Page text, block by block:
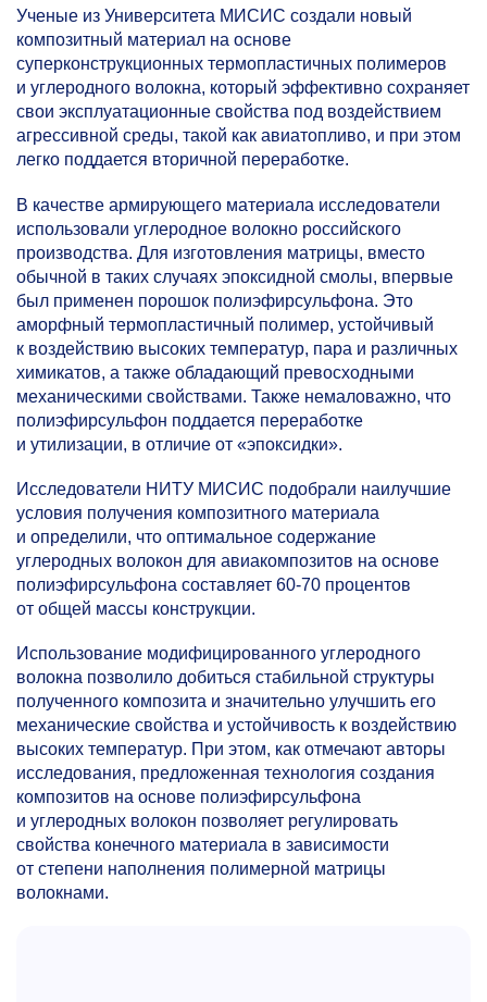
Ученые из Университета МИСИС создали новый
композитный материал на основе
суперконструкционных термопластичных полимеров
и углеродного волокна, который эффективно сохраняет
свои эксплуатационные свойства под воздействием
агрессивной среды, такой как авиатопливо, и при этом
легко поддается вторичной переработке.
В качестве армирующего материала исследователи
использовали углеродное волокно российского
производства. Для изготовления матрицы, вместо
обычной в таких случаях эпоксидной смолы, впервые
был применен порошок полиэфирсульфона. Это
аморфный термопластичный полимер, устойчивый
к воздействию высоких температур, пара и различных
химикатов, а также обладающий превосходными
механическими свойствами. Также немаловажно, что
полиэфирсульфон поддается переработке
и утилизации, в отличие от «эпоксидки».
Исследователи НИТУ МИСИС подобрали наилучшие
условия получения композитного материала
и определили, что оптимальное содержание
углеродных волокон для авиакомпозитов на основе
полиэфирсульфона составляет 60-70 процентов
от общей массы конструкции.
Использование модифицированного углеродного
волокна позволило добиться стабильной структуры
полученного композита и значительно улучшить его
механические свойства и устойчивость к воздействию
высоких температур. При этом, как отмечают авторы
исследования, предложенная технология создания
композитов на основе полиэфирсульфона
и углеродных волокон позволяет регулировать
свойства конечного материала в зависимости
от степени наполнения полимерной матрицы
волокнами.